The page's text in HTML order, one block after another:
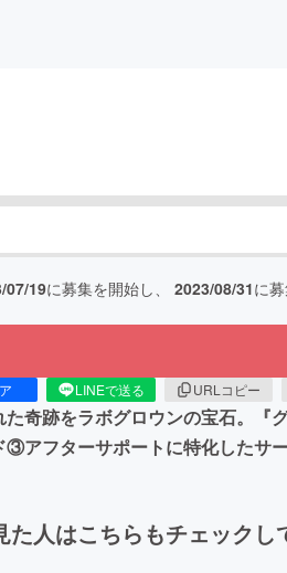
07/19に募集を開始し、 2023/08/31に
LINEで送る URLコピー
奇跡をラボグロウンの宝石。『
③アフターサポートに特化した
た人はこちらもチェックし